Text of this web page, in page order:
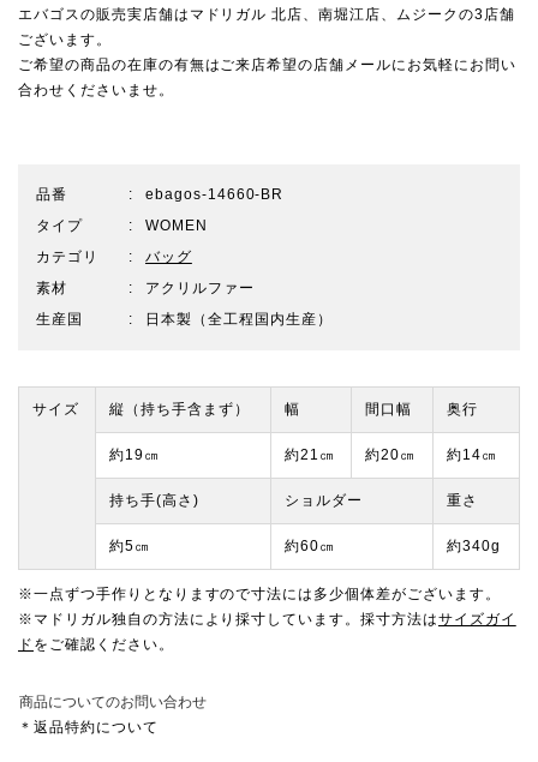
エバゴスの販売実店舗は マドリガル 北店 、南堀江店 ムジーク の3店舗
ございます。
ご希望の商品の在庫の有無はご来店希望の店舗メールにお気軽にお問い
合わせくださいませ。
品番
ebagos-14660-BR
タイプ
WOMEN
カテゴリ
バッグ
素材
アクリルファー
生産国
日本製（全工程国内生産）
サイズ 縦（持ち手含まず） 幅 間口幅 奥行
約19㎝ 約21㎝ 約20㎝ 約14㎝
持ち手(高さ) ショルダー 重さ
約5㎝ 約60㎝ 約340g
※一点ずつ手作りとなりますので寸法には多少個体差がございます。
※マドリガル独自の方法により採寸しています。採寸方法はサイズガイ
ド をご確認ください。
商品についてのお問い合わせ
＊返品特約について